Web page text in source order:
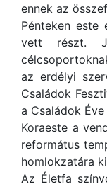
ennek az
Pénteken
vett részt.
az erdélyi
Családok
a Családok
Koraeste a
református
homlokzatára
Az Életfa